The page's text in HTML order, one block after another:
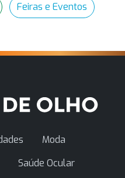
Feiras e Eventos
Moda
Saúde Ocular